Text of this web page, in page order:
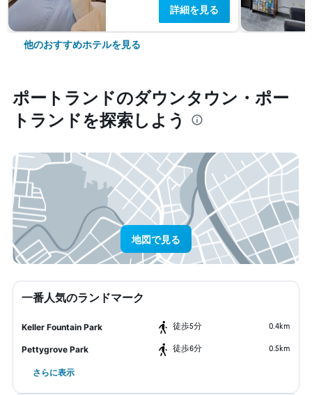
詳細を見る
他のおすすめホテルを見る
ポートランド​のダウンタウン・ポー
トランド​を探索しよう
地図で見る
一番人気のランドマーク
Keller Fountain Park ​徒歩5分 0.4km
Pettygrove Park ​徒歩6分 0.5km
さらに表示